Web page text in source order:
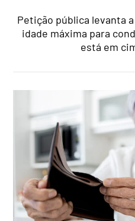
Petição pública levanta
idade máxima para
está em